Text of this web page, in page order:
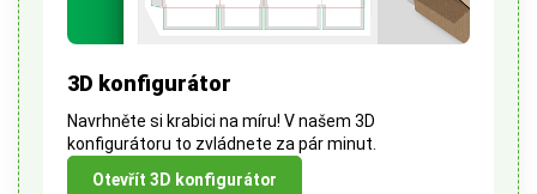
3D konfigurátor
Navrhněte si krabici na míru! V našem 3D
konfigurátoru to zvládnete za pár minut.
Otevřít 3D konfigurátor